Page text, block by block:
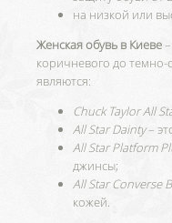
на низкой или
Женская обувь в Киеве
коричневого до
являются:
Chuck Taylor All
All Star Dainty–
All Star Platform
джинсы;
All Star Converse
кожей.